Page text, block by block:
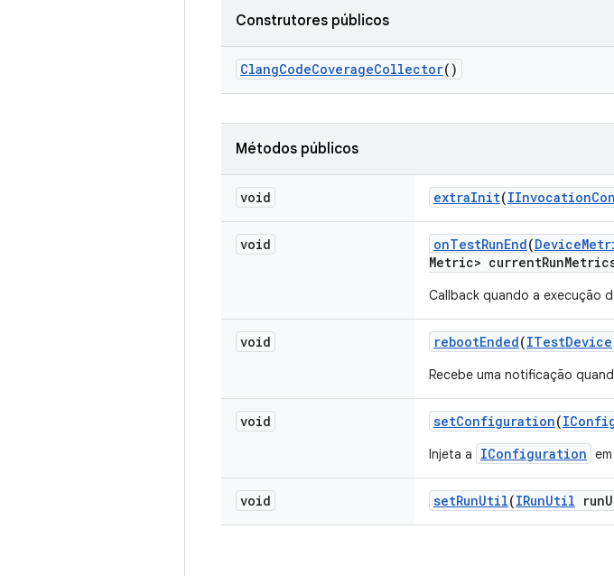
Construtores públicos
ClangCodeCoverageCollector()
Métodos públicos
void extraInit(IInvocation
void onTestRunEnd(Device
Metric> currentRun
Callback quando a execução
void rebootEnded(ITestDevice
Recebe uma notificação
void setConfiguration(
Injeta a IConfiguration
void setRunUtil(IRunUtil run